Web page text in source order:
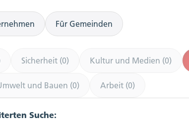
Für Gemeinden
Sicherheit (0) Kultur und Medien (0)
und Bauen (0) Arbeit (0)
Suche: